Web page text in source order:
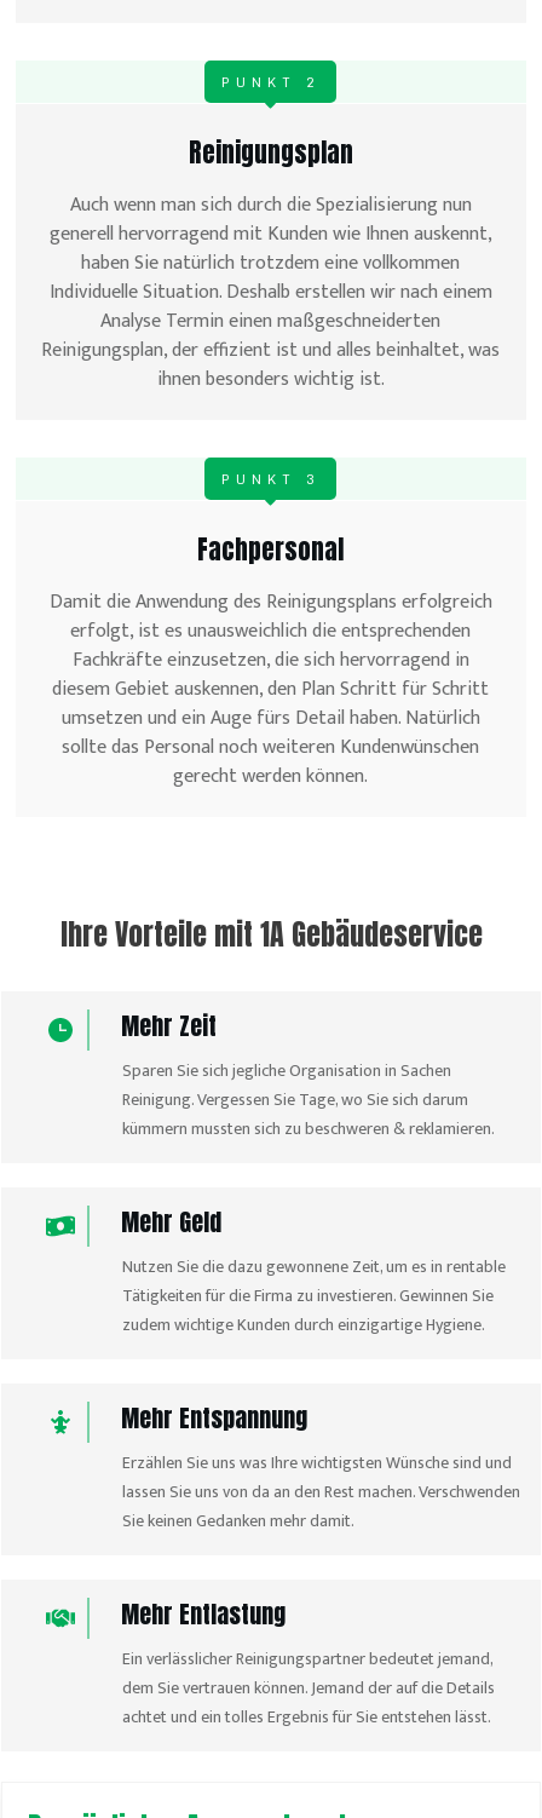
Grundreinigung
Baureinigung
PUNKT 2
Reinigungsplan
Auch wenn man sich durch die Spezialisierung nun
generell hervorragend mit Kunden wie Ihnen auskennt,
haben Sie natürlich trotzdem eine vollkommen
Individuelle Situation. Deshalb erstellen wir nach einem
Analyse Termin einen maßgeschneiderten
Reinigungsplan, der effizient ist und alles beinhaltet, was
ihnen besonders wichtig ist.
PUNKT 3
Fachpersonal
Damit die Anwendung des Reinigungsplans erfolgreich
erfolgt, ist es unausweichlich die entsprechenden
Fachkräfte einzusetzen, die sich hervorragend in
diesem Gebiet auskennen, den Plan Schritt für Schritt
umsetzen und ein Auge fürs Detail haben. Natürlich
sollte das Personal noch weiteren Kundenwünschen
gerecht werden können.
Ihre Vorteile mit1A Gebäudeservice
Mehr Zeit
Sparen Sie sich jegliche Organisation in Sachen
Reinigung. Vergessen Sie Tage, wo Sie sich darum
kümmern mussten sich zu beschweren & reklamieren.
Mehr Geld
Nutzen Sie die dazu gewonnene Zeit, um es in rentable
Tätigkeiten für die Firma zu investieren. Gewinnen Sie
zudem wichtige Kunden durch einzigartige Hygiene.
Mehr Entspannung
Erzählen Sie uns was Ihre wichtigsten Wünsche sind und
lassen Sie uns von da an den Rest machen. Verschwenden
Sie keinen Gedanken mehr damit.
Mehr Entlastung
Ein verlässlicher Reinigungspartner bedeutet jemand,
dem Sie vertrauen können. Jemand der auf die Details
achtet und ein tolles Ergebnis für Sie entstehen lässt.